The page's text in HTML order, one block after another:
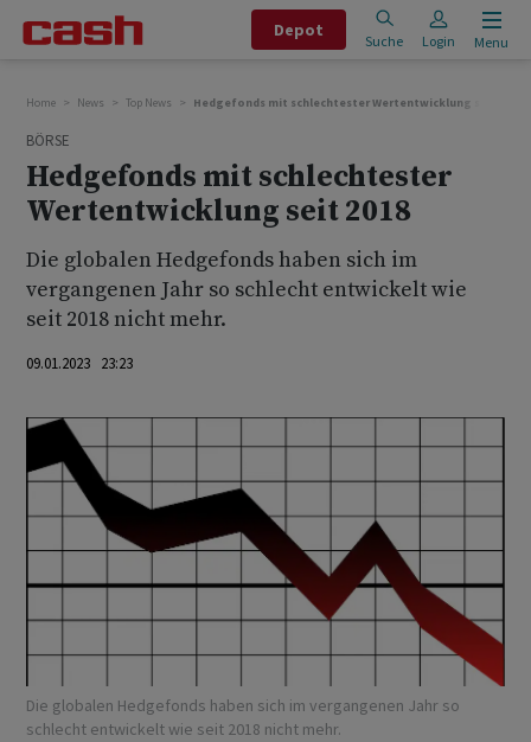
Depot
Suche Login Menu
Home News Top News Hedgefonds mit schlechtester Wertentwicklung seit 2018
BÖRSE
Hedgefonds mit schlechtester
Wertentwicklung seit 2018
Die globalen Hedgefonds haben sich im
vergangenen Jahr so schlecht entwickelt wie
seit 2018 nicht mehr.
09.01.2023 23:23
Die globalen Hedgefonds haben sich im vergangenen Jahr so
schlecht entwickelt wie seit 2018 nicht mehr.